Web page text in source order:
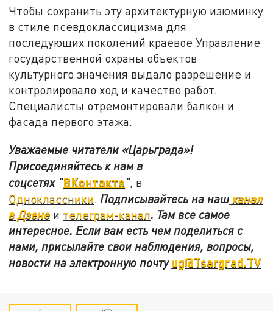
Чтобы сохранить эту архитектурную изюминку
в стиле псевдоклассицизма для
последующих поколений краевое Управление
государственной охраны объектов
культурного значения выдало разрешение и
контролировало ход и качество работ.
Специалисты отремонтировали балкон и
фасада первого этажа.
Уважаемые читатели «Царьграда»!
Присоединяйтесь к нам в
соцсетях "ВКонтакте", в
Одноклассники. Подписывайтесь на нашканал
в Дзене и телеграм-канал. Там все самое
интересное. Если вам есть чем поделиться с
нами, присылайте свои наблюдения, вопросы,
новости на электронную почтуug@Tsargrad.TV